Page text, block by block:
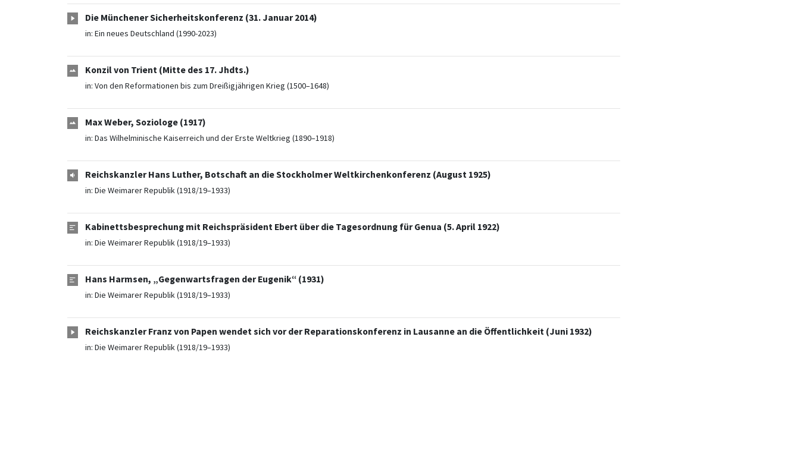
Die Münchener Sicherheitskonferenz (31. Januar 2014)
in: Ein neues Deutschland (1990-2023)
Konzil von Trient (Mitte des 17. Jhdts.)
in: Von den Reformationen bis zum Dreißigjährigen Krieg (1500–1648)
Max Weber, Soziologe (1917)
in: Das Wilhelminische Kaiserreich und der Erste Weltkrieg (1890–1918)
Reichskanzler Hans Luther, Botschaft an die Stockholmer Weltkirchenkonferenz (August 1925)
in: Die Weimarer Republik (1918/19–1933)
Kabinettsbesprechung mit Reichspräsident Ebert über die Tagesordnung für Genua (5. April 1922)
in: Die Weimarer Republik (1918/19–1933)
Hans Harmsen, „Gegenwartsfragen der Eugenik“ (1931)
in: Die Weimarer Republik (1918/19–1933)
Reichskanzler Franz von Papen wendet sich vor der Reparationskonferenz in Lausanne an die Öffentlichkeit (Juni 1932)
in: Die Weimarer Republik (1918/19–1933)